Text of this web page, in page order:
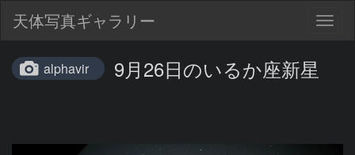
天体写真ギャラリー
alphavir 9月26日のいるか座新星